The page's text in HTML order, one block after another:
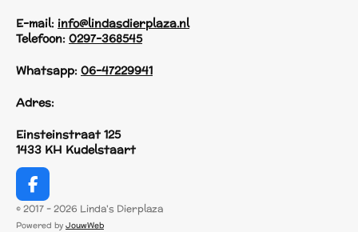
E-mail: info@lindasdierplaza.nl
Telefoon: 0297-368545
Whatsapp: 06-47229941
Adres:
Einsteinstraat 125
1433 KH Kudelstaart
F
a
c
© 2017 - 2026 Linda's Dierplaza
Powered by JouwWeb